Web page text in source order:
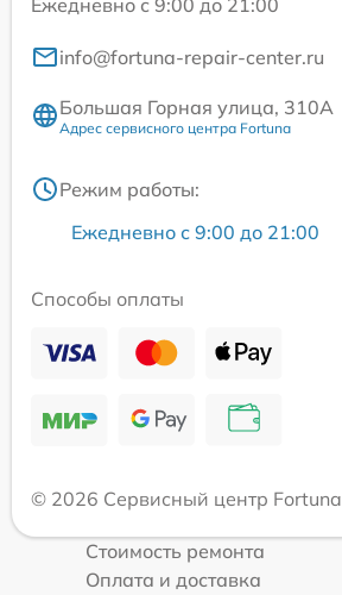
info@fortuna-repair-center.ru
Большая Горная улица, 310А
Адрес сервисного центра Fortuna
Режим работы:
Ежедневно с 9:00 до 21:00
Способы оплаты
© 2026 Сервисный центр Fortuna
Стоимость ремонта
Оплата и доставка